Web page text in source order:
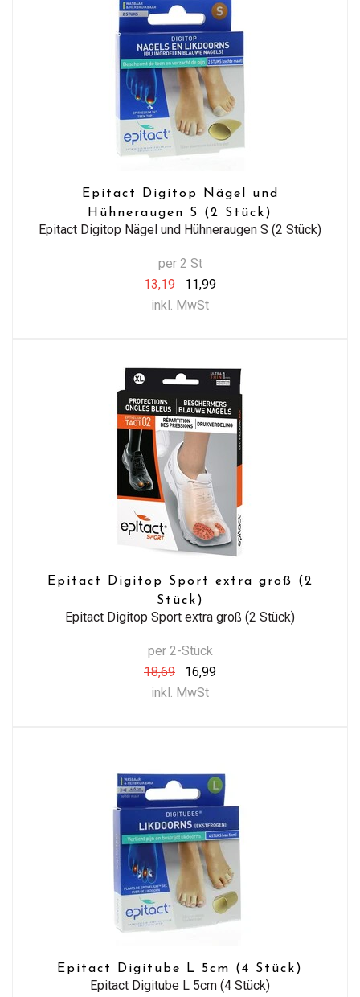
Epitact Digitop Nägel und
Hühneraugen S (2 Stück)
Epitact Digitop Nägel und Hühneraugen S (2 Stück)
per 2 St
13,19
11,99
inkl. MwSt
Epitact Digitop Sport extra groß (2
Stück)
Epitact Digitop Sport extra groß (2 Stück)
per 2-Stück
18,69
16,99
inkl. MwSt
Epitact Digitube L 5cm (4 Stück)
Epitact Digitube L 5cm (4 Stück)